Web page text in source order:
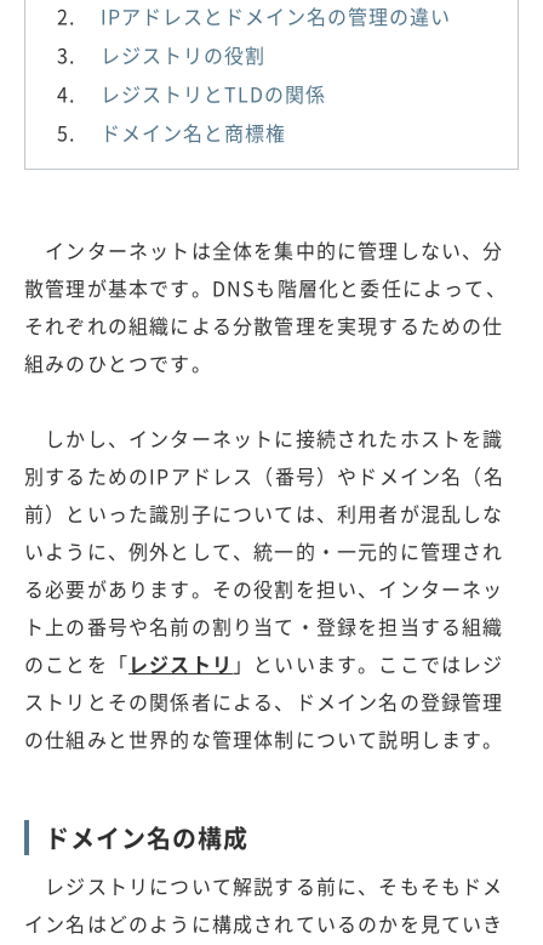
IPアドレスとドメイン名の管理の違い
レジストリの役割
レジストリとTLDの関係
ドメイン名と商標権
インターネットは全体を集中的に管理しない、分
散管理が基本です。DNSも階層化と委任によって、
それぞれの組織による分散管理を実現するための仕
組みのひとつです。
しかし、インターネットに接続されたホストを識
別するためのIPアドレス（番号）やドメイン名（名
前）といった識別子については、利用者が混乱しな
いように、例外として、統一的・一元的に管理され
る必要があります。その役割を担い、インターネッ
ト上の番号や名前の割り当て・登録を担当する組織
のことを「レジストリ 」といいます。ここではレジ
ストリとその関係者による、ドメイン名の登録管理
の仕組みと世界的な管理体制について説明します。
ドメイン名の構成
レジストリについて解説する前に、そもそもドメ
イン名はどのように構成されているのかを見ていき